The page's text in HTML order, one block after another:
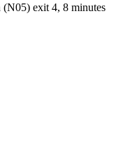
(N05) exit 4, 8 minutes